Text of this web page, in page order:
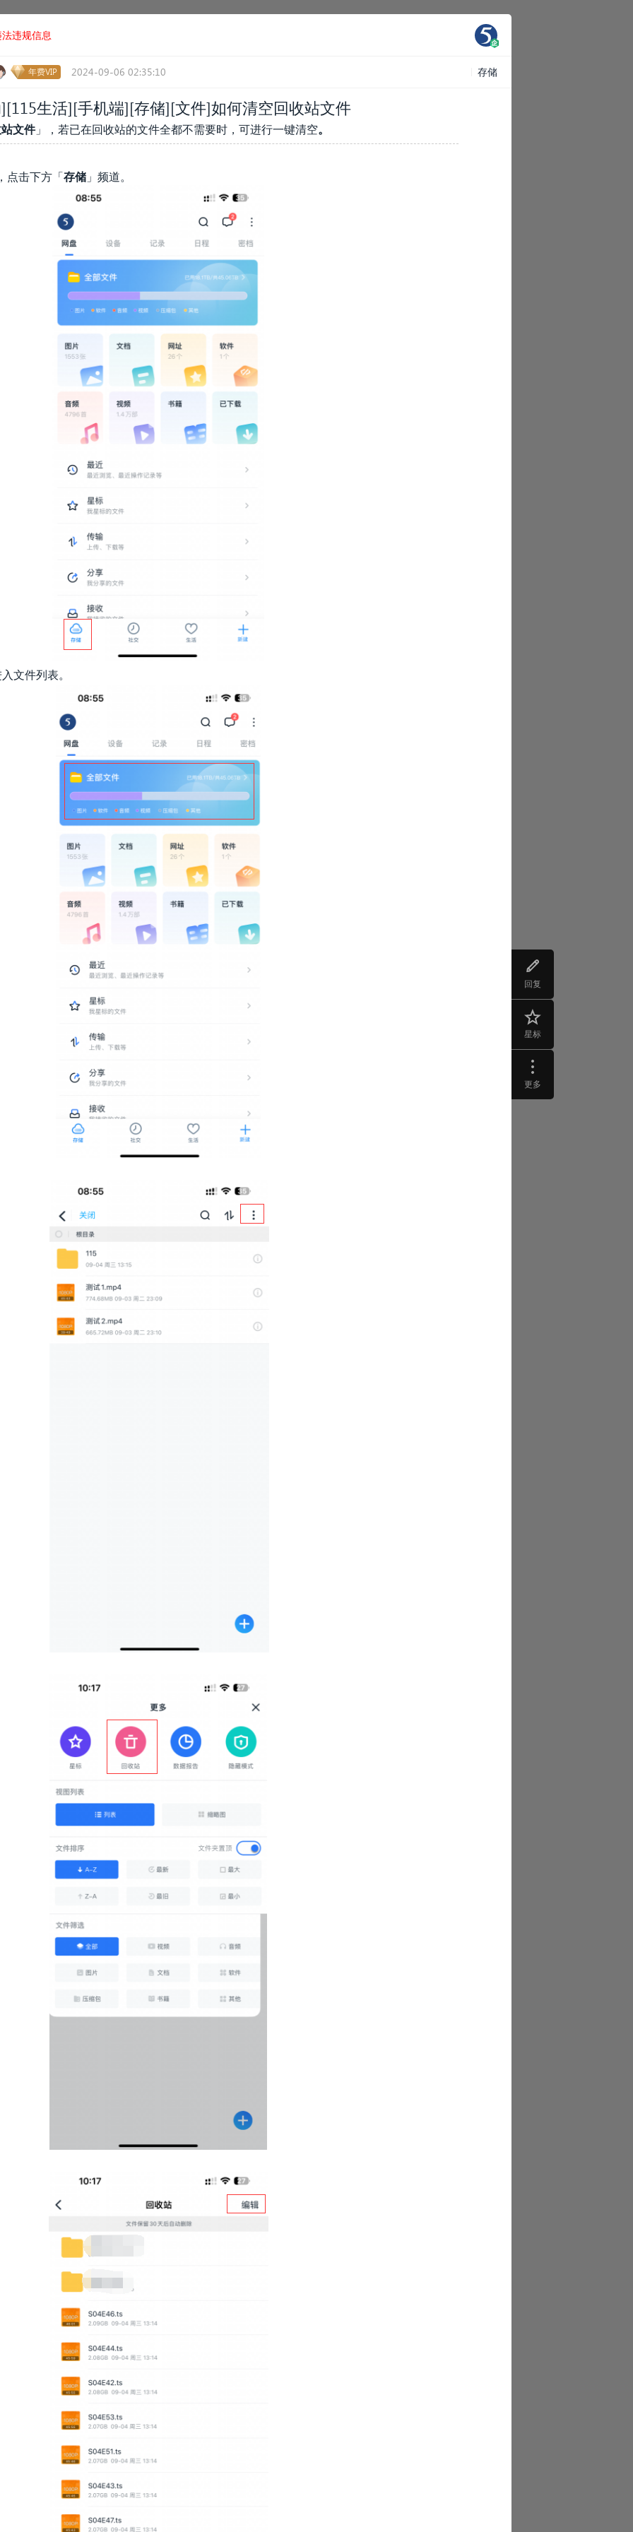
回复
星标
更多
违规信息
年费VIP 2024-09-06 02:35:10 存储
生活][手机端][存储][文件]如何清空回收站文件
文件」，若已在回收站的文件全都不需要时，可进行一键清空。
点击下方「存储 」频道。
文件列表。